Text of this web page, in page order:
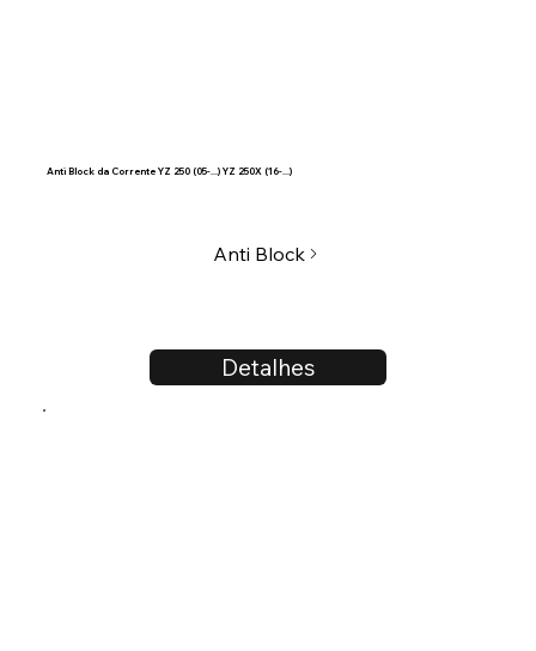
Anti Block da Corrente YZ 250 (05-...) YZ 250X (16-...)
Detalhes
Anti Block